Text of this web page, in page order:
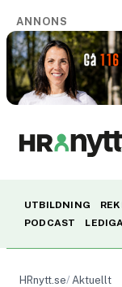
ANNONS
UTBILDNING
PODCAST
HRnytt.se Aktuellt